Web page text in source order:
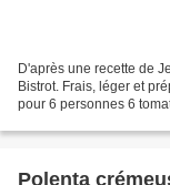
D'après une recette de
Bistrot. Frais, léger et
pour 6 personnes 6
Polenta